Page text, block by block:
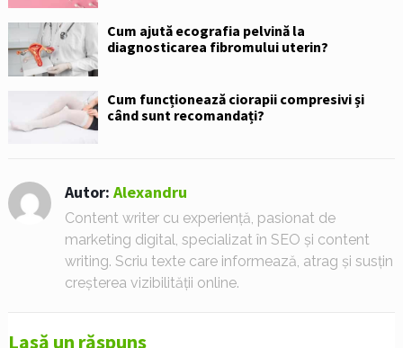
Cum ajută ecografia pelvină la
diagnosticarea fibromului uterin?
Cum funcționează ciorapii compresivi și
când sunt recomandați?
Autor: Alexandru
Content writer cu experiență, pasionat de
marketing digital, specializat în SEO și content
writing. Scriu texte care informează, atrag și susțin
creșterea vizibilității online.
Lasă un răspuns